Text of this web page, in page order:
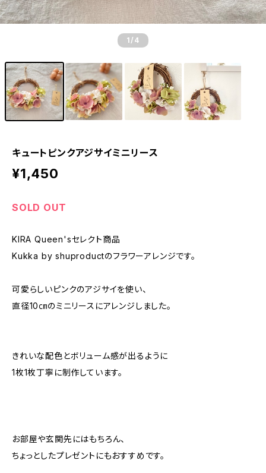
1 /4
キュートピンクアジサイミニリース
¥1,450
SOLD OUT
KIRA Queen'sセレクト商品
Kukka by shuproductのフラワーアレンジです。
可愛らしいピンクのアジサイを使い、
直径10㎝のミニリースにアレンジしました。
きれいな配色とボリューム感が出るように
1枚1枚丁寧に制作しています。
お部屋や玄関先にはもちろん、
ちょっとしたプレゼントにもおすすめです。